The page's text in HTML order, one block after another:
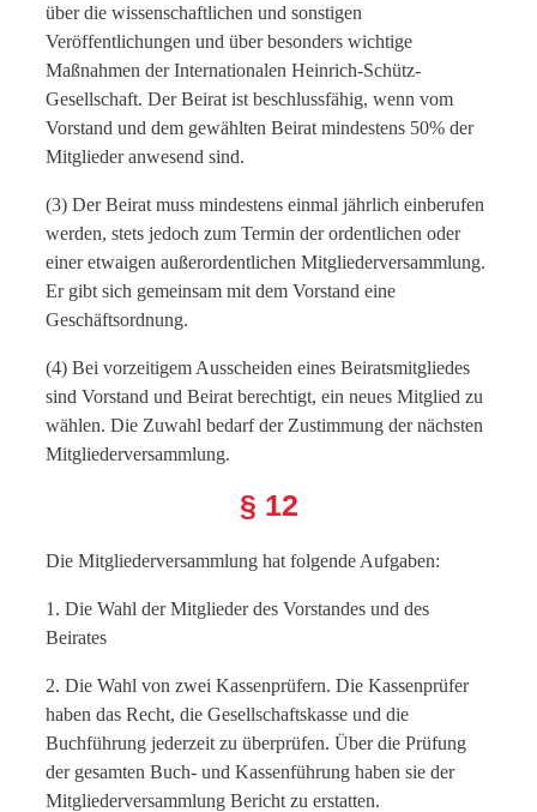
über die wissenschaftlichen und sonstigen
Veröffentlichungen und über besonders wichtige
Maßnahmen der Internationalen Heinrich-Schütz-
Gesellschaft. Der Beirat ist beschlussfähig, wenn vom
Vorstand und dem gewählten Beirat mindestens 50% der
Mitglieder anwesend sind.
(3) Der Beirat muss mindestens einmal jährlich einberufen
werden, stets jedoch zum Termin der ordentlichen oder
einer etwaigen außerordentlichen Mitgliederversammlung.
Er gibt sich gemeinsam mit dem Vorstand eine
Geschäftsordnung.
(4) Bei vorzeitigem Ausscheiden eines Beiratsmitgliedes
sind Vorstand und Beirat berechtigt, ein neues Mitglied zu
wählen. Die Zuwahl bedarf der Zustimmung der nächsten
Mitgliederversammlung.
§ 12
Die Mitgliederversammlung hat folgende Aufgaben:
1. Die Wahl der Mitglieder des Vorstandes und des
Beirates
2. Die Wahl von zwei Kassenprüfern. Die Kassenprüfer
haben das Recht, die Gesellschaftskasse und die
Buchführung jederzeit zu überprüfen. Über die Prüfung
der gesamten Buch- und Kassenführung haben sie der
Mitgliederversammlung Bericht zu erstatten.